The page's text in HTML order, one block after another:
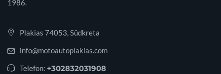
1986.
Plakias 74053, Südkreta
info@motoautoplakias.com
Telefon: +302832031908